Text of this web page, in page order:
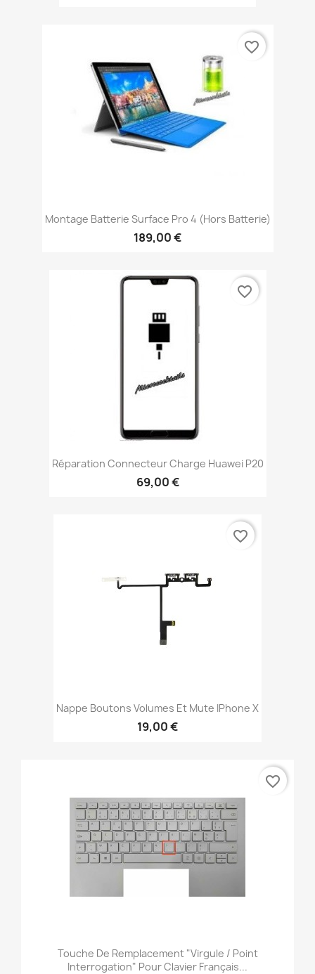
Montage Batterie Surface Pro 4 (Hors Batterie)
189,00 €
favorite_border
Réparation Connecteur Charge Huawei P20
69,00 €
favorite_border
Nappe Boutons Volumes Et Mute IPhone X
19,00 €
favorite_border
Touche De Remplacement "virgule / Point
Interrogation" Pour Clavier Français...
favorite_border